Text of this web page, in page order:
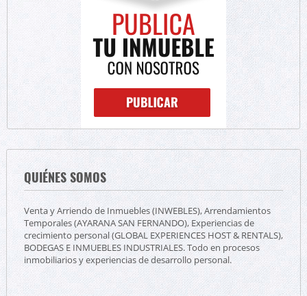
QUIÉNES SOMOS
Venta y Arriendo de Inmuebles (INWEBLES), Arrendamientos
Temporales (AYARANA SAN FERNANDO), Experiencias de
crecimiento personal (GLOBAL EXPERIENCES HOST & RENTALS),
BODEGAS E INMUEBLES INDUSTRIALES. Todo en procesos
inmobiliarios y experiencias de desarrollo personal.